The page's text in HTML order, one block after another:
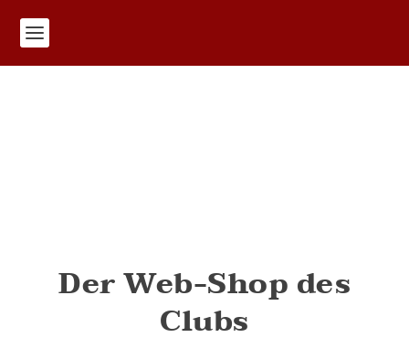
Der Web-Shop des
Clubs